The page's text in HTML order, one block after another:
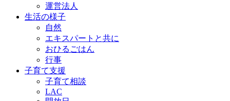
運営法人
生活の様子
自然
エキスパートと共に
おひるごはん
行事
子育て支援
子育て相談
LAC